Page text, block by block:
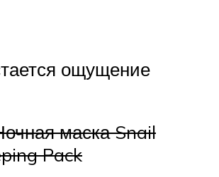
ощущение
маска Snail
Pack